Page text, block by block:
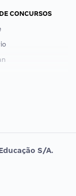
CONCURSOS
ORDEM
S/A.